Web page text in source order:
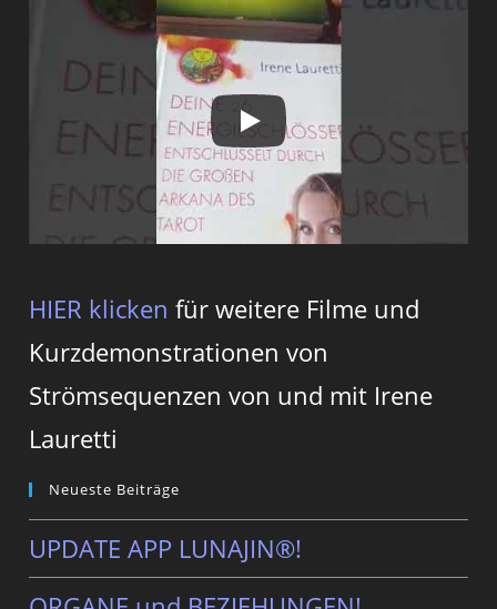
HIER klicken für weitere Filme und
Kurzdemonstrationen von
Strömsequenzen von und mit Irene
Lauretti
Neueste Beiträge
UPDATE APP LUNAJIN®!